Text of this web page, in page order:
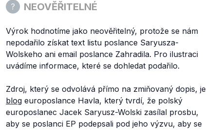
NEOVĚŘITELNÉ
Výrok hodnotíme jako neověřitelný, protože se nám
nepodařilo získat text listu poslance Saryusza-
Wolskeho ani email poslance Zahradila. Pro ilustraci
uvádíme informace, které se dohledat podařilo.
Zdroj, který se odvolává přímo na zmiňovaný dopis, je
blog europoslance Havla, který tvrdí, že polský
europoslanec Jacek Saryusz-Wolski zasílal prosbu,
aby se poslanci EP podepsali pod jeho výzvu, aby se